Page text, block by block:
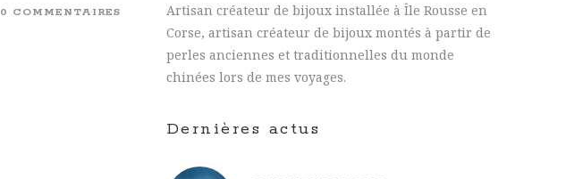
0 COMMENTAIRES
Artisan créateur de bijoux installée à Île Rousse en
Corse, artisan créateur de bijoux montés à partir de
perles anciennes et traditionnelles du monde
chinées lors de mes voyages.
Dernières actus